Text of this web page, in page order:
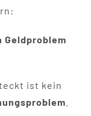
Geldproblem
ist kein